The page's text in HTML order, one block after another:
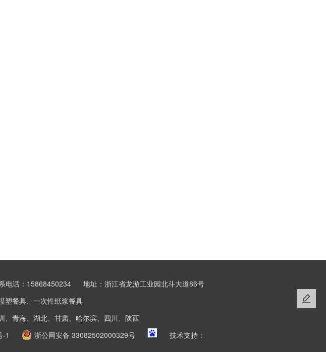
电话：15868450234
地址：浙江省龙游工业园北斗大道86号
塑餐具、一次性纸浆餐具
、青海、湖北、甘肃、哈尔滨、四川、陕西
-1 浙公网安备 33082502000329号 技术支持：